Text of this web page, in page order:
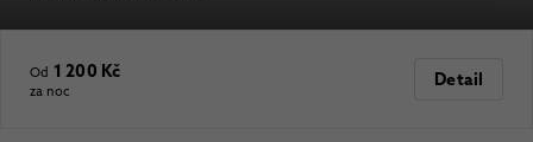
Od 1 200 Kč
za noc
Detail